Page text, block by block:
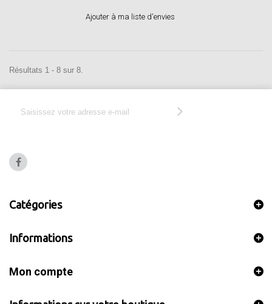
Ajouter à ma liste d'envies
Résultats 1 - 8 sur 8.
Catégories
Informations
Mon compte